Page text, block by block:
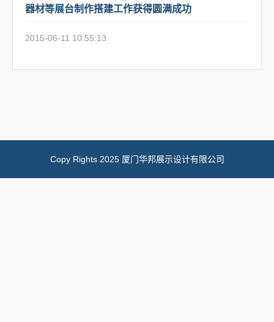
器材等展台制作搭建工作获得圆满成功
2015-06-11 10:55:13
Copy Rights 2025 厦门华邦展示设计有限公司